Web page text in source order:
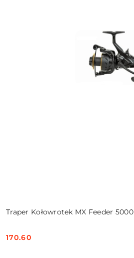
Traper Kołowrotek MX Feeder 5000
Cena:
170.60